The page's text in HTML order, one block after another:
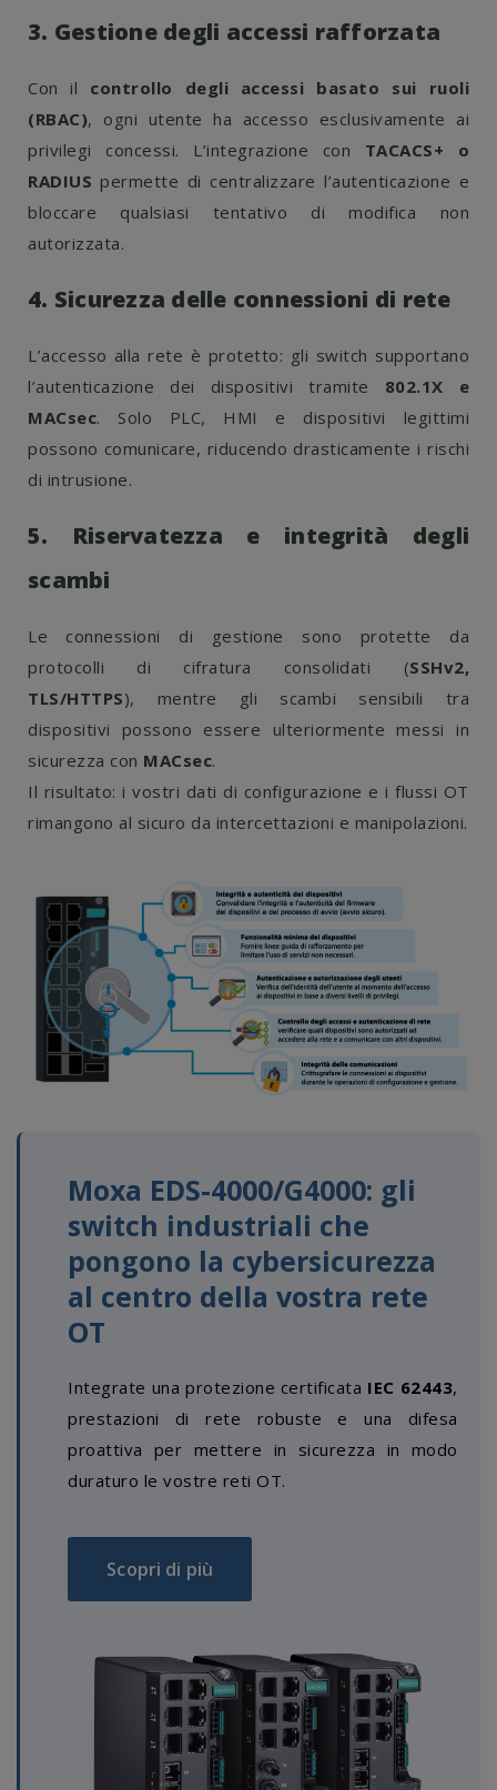
3. Gestione degli accessi rafforzata
Con il controllo degli accessi basato sui ruoli
(RBAC), ogni utente ha accesso esclusivamente ai
privilegi concessi. L’integrazione con TACACS+ o
RADIUS permette di centralizzare l’autenticazione e
bloccare qualsiasi tentativo di modifica non
autorizzata.
4. Sicurezza delle connessioni di rete
L’accesso alla rete è protetto: gli switch supportano
l’autenticazione dei dispositivi tramite 802.1X e
MACsec. Solo PLC, HMI e dispositivi legittimi
possono comunicare, riducendo drasticamente i rischi
di intrusione.
5. Riservatezza e integrità degli
scambi
Le connessioni di gestione sono protette da
protocolli di cifratura consolidati (SSHv2,
TLS/HTTPS), mentre gli scambi sensibili tra
dispositivi possono essere ulteriormente messi in
sicurezza con MACsec.
Il risultato: i vostri dati di configurazione e i flussi OT
rimangono al sicuro da intercettazioni e manipolazioni.
Moxa EDS-4000/G4000: gli
switch industriali che
pongono la cybersicurezza
al centro della vostra rete
OT
Integrate una protezione certificata IEC 62443,
prestazioni di rete robuste e una difesa
proattiva per mettere in sicurezza in modo
duraturo le vostre reti OT.
Scopri di più